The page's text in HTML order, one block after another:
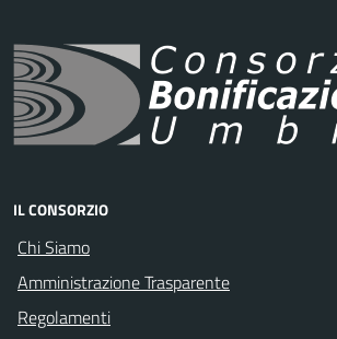
IL CONSORZIO
Chi Siamo
Amministrazione Trasparente
Regolamenti